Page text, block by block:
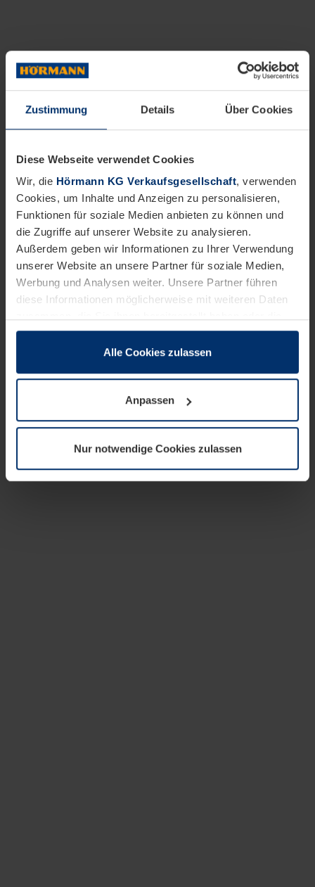
Zustimmung Details Über Cookies
Diese Webseite verwendet Cookies
Wir, die Hörmann KG Verkaufsgesellschaft, verwenden
Cookies, um Inhalte und Anzeigen zu personalisieren,
Funktionen für soziale Medien anbieten zu können und
die Zugriffe auf unserer Website zu analysieren.
Außerdem geben wir Informationen zu Ihrer Verwendung
unserer Website an unsere Partner für soziale Medien,
Werbung und Analysen weiter. Unsere Partner führen
diese Informationen möglicherweise mit weiteren Daten
sie im Rahmen Ihrer Nutzung der Dienste gesammelt
wenn diese für den Betrieb dieser Seite unbedingt
notwendig sind. Für alle anderen Cookie-Typen benötigen
wir Ihre Erlaubnis. Ihre Einwilligung können Sie jederzeit
Datenschutzerklärungunserer Website ändern oder
widerrufen.
Alle Cookies zulassen
Anpassen
Nur notwendige Cookies zulassen